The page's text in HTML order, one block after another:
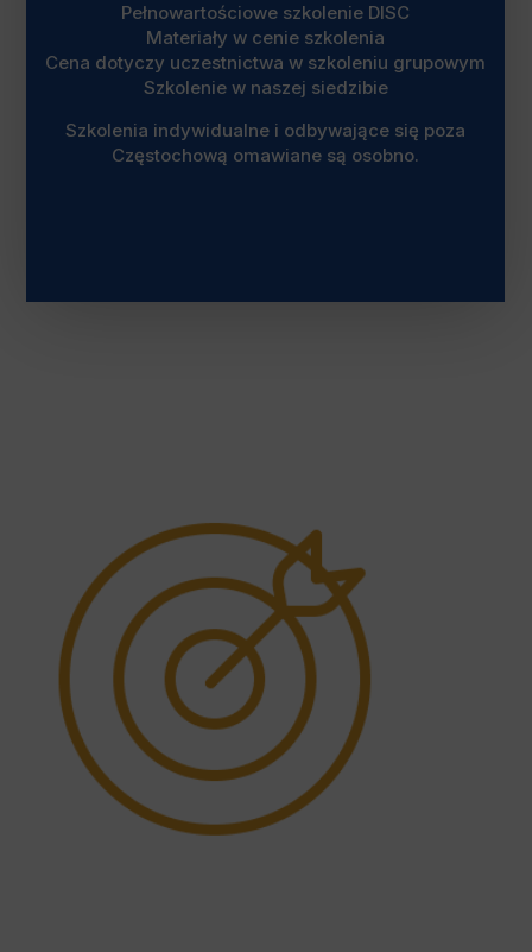
Pełnowartościowe szkolenie DISC
Materiały w cenie szkolenia
Cena dotyczy uczestnictwa w szkoleniu grupowym
Szkolenie w naszej siedzibie
Szkolenia indywidualne i odbywające się poza
Częstochową omawiane są osobno.